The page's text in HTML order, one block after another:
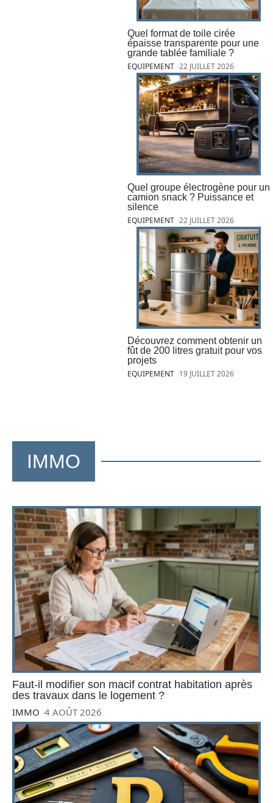
Quel format de toile cirée
épaisse transparente pour une
grande tablée familiale ?
EQUIPEMENT 22 JUILLET 2026
Quel groupe électrogène pour un
camion snack ? Puissance et
silence
EQUIPEMENT 22 JUILLET 2026
Découvrez comment obtenir un
fût de 200 litres gratuit pour vos
projets
EQUIPEMENT 19 JUILLET 2026
IMMO
Faut-il modifier son macif contrat habitation après
des travaux dans le logement ?
IMMO 4 AOÛT 2026